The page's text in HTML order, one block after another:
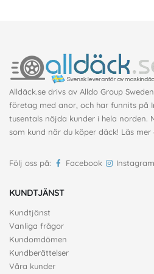
Alldäck.se drivs av Alldo Group
företag med anor, och har funnits på
tusentals nöjda kunder i hela norden.
som kund när du köper däck! Läs mer
Följ oss på: Facebook Instagram
KUNDTJÄNST
Kundtjänst
Vanliga frågor
Kundomdömen
Kundberättelser
Våra kunder